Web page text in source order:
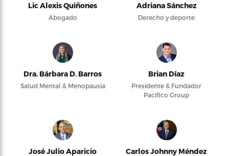
Lic Alexis Quiñones
Abogado
Adriana Sánchez
Derecho y deporte
Dra. Bárbara D. Barros
Salud Mental & Menopausia
Brian Díaz
Presidente & Fundador
Pacifico Group
José Julio Aparicio
Carlos Johnny Méndez